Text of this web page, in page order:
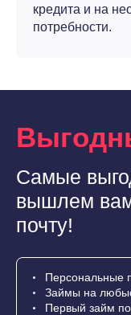
кредита и на
потребности.
Самые
вышлем
почту!
Персональные
Займы на
Первый займ